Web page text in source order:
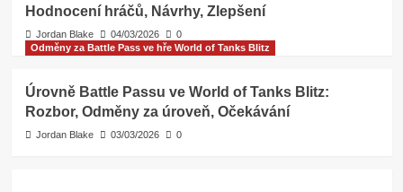
Hodnocení hráčů, Návrhy, Zlepšení
Jordan Blake 04/03/2026
0
Odměny za Battle Pass ve hře World of Tanks Blitz
Úrovně Battle Passu ve World of Tanks Blitz:
Rozbor, Odměny za úroveň, Očekávání
Jordan Blake 03/03/2026 0